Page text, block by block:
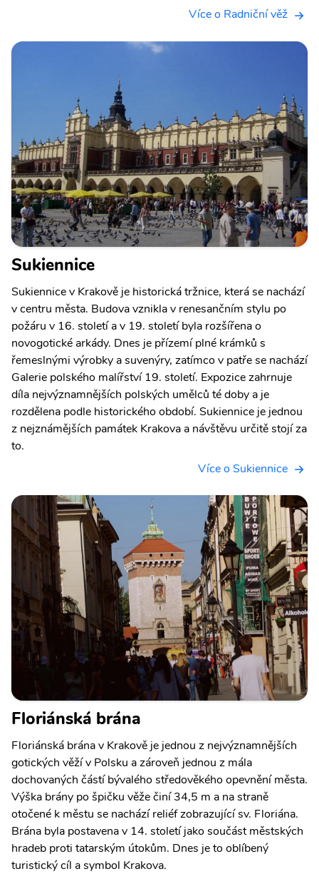
Více o Radniční věž
Sukiennice
Sukiennice v Krakově je historická tržnice, která se nachází
v centru města. Budova vznikla v renesančním stylu po
požáru v 16. století a v 19. století byla rozšířena o
novogotické arkády. Dnes je přízemí plné krámků s
řemeslnými výrobky a suvenýry, zatímco v patře se nachází
Galerie polského malířství 19. století. Expozice zahrnuje
díla nejvýznamnějších polských umělců té doby a je
rozdělena podle historického období. Sukiennice je jednou
z nejznámějších památek Krakova a návštěvu určitě stojí za
to.
Více o Sukiennice
Floriánská brána
Floriánská brána v Krakově je jednou z nejvýznamnějších
gotických věží v Polsku a zároveň jednou z mála
dochovaných částí bývalého středověkého opevnění města.
Výška brány po špičku věže činí 34,5 m a na straně
otočené k městu se nachází reliéf zobrazující sv. Floriána.
Brána byla postavena v 14. století jako součást městských
hradeb proti tatarským útokům. Dnes je to oblíbený
turistický cíl a symbol Krakova.